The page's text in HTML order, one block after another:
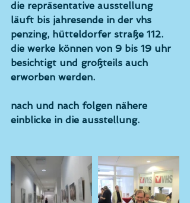
die repräsentative ausstellung
läuft bis jahresende in der vhs
penzing, hütteldorfer straße 112.
die werke können von 9 bis 19 uhr
besichtigt und großteils auch
erworben werden.
nach und nach folgen nähere
einblicke in die ausstellung.